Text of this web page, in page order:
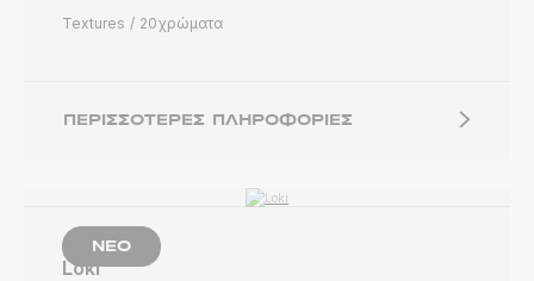
Textures 20χρώματα
ΠΕΡΙΣΣΌΤΕΡΕΣ ΠΛΗΡΟΦΟΡΊΕΣ
ΝΈΟ
Loki